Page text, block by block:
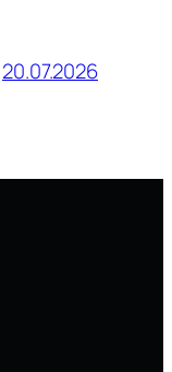
20.07.2026